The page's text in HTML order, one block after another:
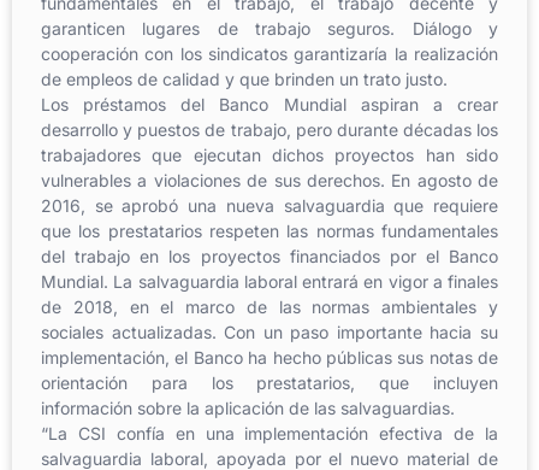
garanticen lugares de trabajo seguros. Diálogo y
cooperación con los sindicatos garantizaría la realización
de empleos de calidad y que brinden un trato justo.
Los préstamos del Banco Mundial aspiran a crear
desarrollo y puestos de trabajo, pero durante décadas los
trabajadores que ejecutan dichos proyectos han sido
vulnerables a violaciones de sus derechos. En agosto de
2016, se aprobó una nueva salvaguardia que requiere
que los prestatarios respeten las normas fundamentales
del trabajo en los proyectos financiados por el Banco
Mundial. La salvaguardia laboral entrará en vigor a finales
de 2018, en el marco de las normas ambientales y
sociales actualizadas. Con un paso importante hacia su
implementación, el Banco ha hecho públicas sus notas de
orientación para los prestatarios, que incluyen
información sobre la aplicación de las salvaguardias.
“La CSI confía en una implementación efectiva de la
salvaguardia laboral, apoyada por el nuevo material de